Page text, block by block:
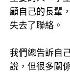
顧自己的長輩
失去了聯絡。
我們總告訴自
說，但很多關